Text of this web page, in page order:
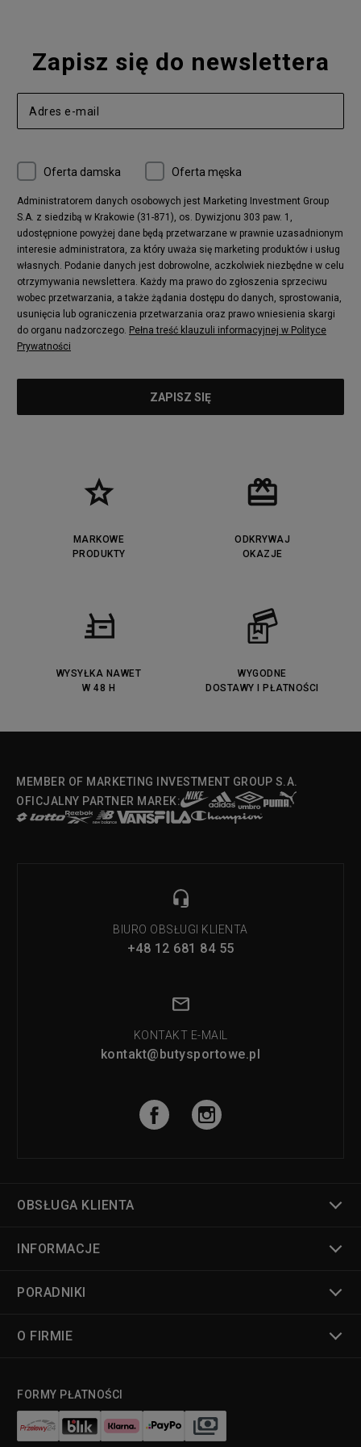
Zapisz się do newslettera
Oferta damska Oferta męska
Administratorem danych osobowych jest Marketing Investment Group
S.A. z siedzibą w Krakowie (31-871), os. Dywizjonu 303 paw. 1,
udostępnione powyżej dane będą przetwarzane w prawnie uzasadnionym
interesie administratora, za który uważa się marketing produktów i usług
własnych. Podanie danych jest dobrowolne, aczkolwiek niezbędne w celu
otrzymywania newslettera. Każdy ma prawo do zgłoszenia sprzeciwu
wobec przetwarzania, a także żądania dostępu do danych, sprostowania,
usunięcia lub ograniczenia przetwarzania oraz prawo wniesienia skargi
do organu nadzorczego. Pełna treść klauzuli informacyjnej w Polityce
Prywatności
MARKOWE
PRODUKTY
ODKRYWAJ
OKAZJE
WYSYŁKA NAWET
W 48 H
WYGODNE
DOSTAWY I PŁATNOŚCI
MEMBER OF MARKETING INVESTMENT GROUP S.A.
OFICJALNY PARTNER MAREK:
BIURO OBSŁUGI KLIENTA
+48 12 681 84 55
KONTAKT E-MAIL
kontakt@butysportowe.pl
OBSŁUGA KLIENTA
INFORMACJE
PORADNIKI
O FIRMIE
FORMY PŁATNOŚCI